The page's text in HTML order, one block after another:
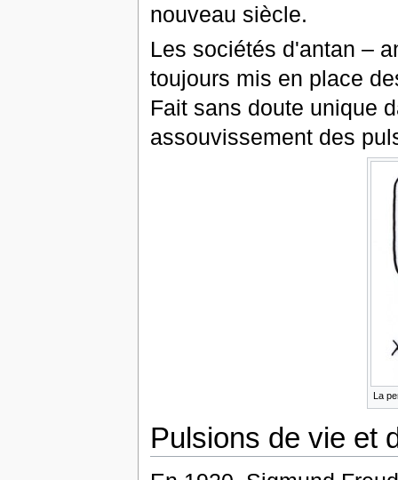
nouveau siècle.
Les sociétés d'antan –
toujours mis en place
Fait sans doute unique
assouvissement des
La
Pulsions de vie et